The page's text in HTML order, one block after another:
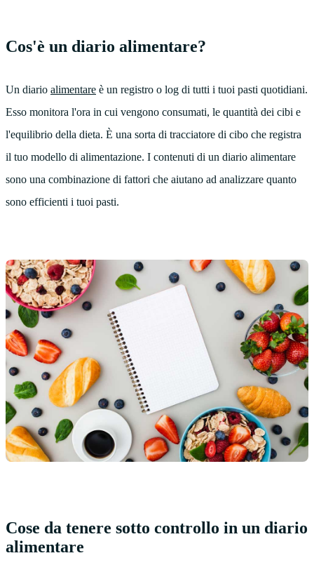
Cos'è un diario alimentare?
Un diario alimentare è un registro o log di tutti i tuoi pasti quotidiani.
Esso monitora l'ora in cui vengono consumati, le quantità dei cibi e
l'equilibrio della dieta. È una sorta di tracciatore di cibo che registra
il tuo modello di alimentazione. I contenuti di un diario alimentare
sono una combinazione di fattori che aiutano ad analizzare quanto
sono efficienti i tuoi pasti.
Cose da tenere sotto controllo in un diario
alimentare